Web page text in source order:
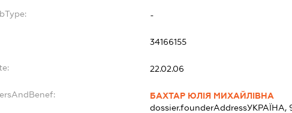
-
34166155
22.02.06
БАХТАР ЮЛІЯ МИХАЙЛІВНА
dossier.founderAddressУКРАЇНА,